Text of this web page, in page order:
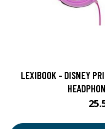
LEXIBOOK - DISNEY